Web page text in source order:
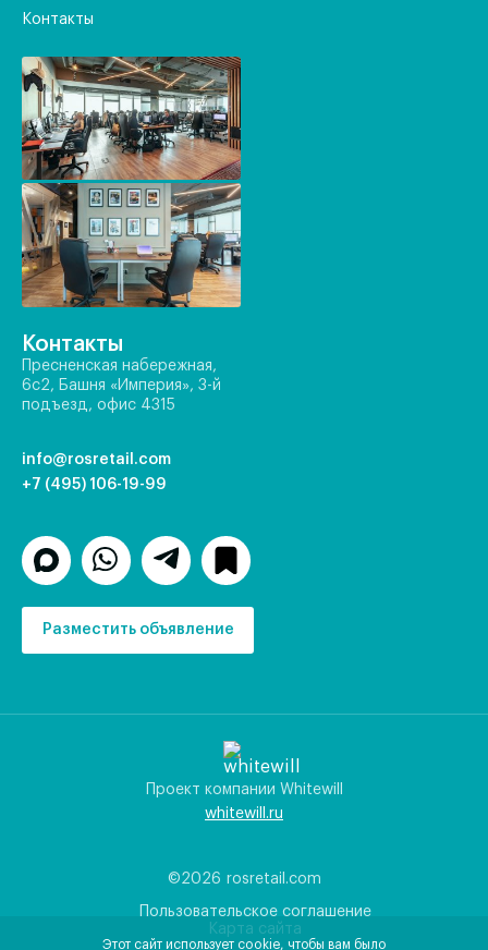
Контакты
Контакты
Пресненская набережная,
6с2, Башня «Империя», 3-й
подъезд, офис 4315
info@rosretail.com
+7 (495) 106-19-99
Разместить объявление
©2026 rosretail.com
Пользовательское соглашение
Карта сайта
Проект компании Whitewill
whitewill.ru
Этот сайт использует cookie, чтобы вам было